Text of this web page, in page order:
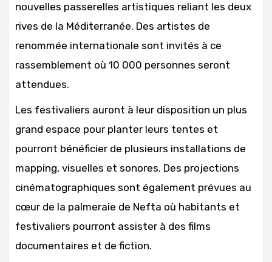
nouvelles passerelles artistiques reliant les deux
rives de la Méditerranée. Des artistes de
renommée internationale sont invités à ce
rassemblement où 10 000 personnes seront
attendues.
Les festivaliers auront à leur disposition un plus
grand espace pour planter leurs tentes et
pourront bénéficier de plusieurs installations de
mapping, visuelles et sonores. Des projections
cinématographiques sont également prévues au
cœur de la palmeraie de Nefta où habitants et
festivaliers pourront assister à des films
documentaires et de fiction.